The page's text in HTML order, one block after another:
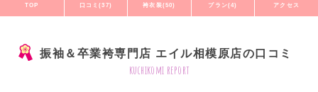
TOP 口コミ(37) 袴衣装(50) プラン(4) アクセス
振袖＆卒業袴専門店 エイル相模原店の口コミ
kuchikomi report